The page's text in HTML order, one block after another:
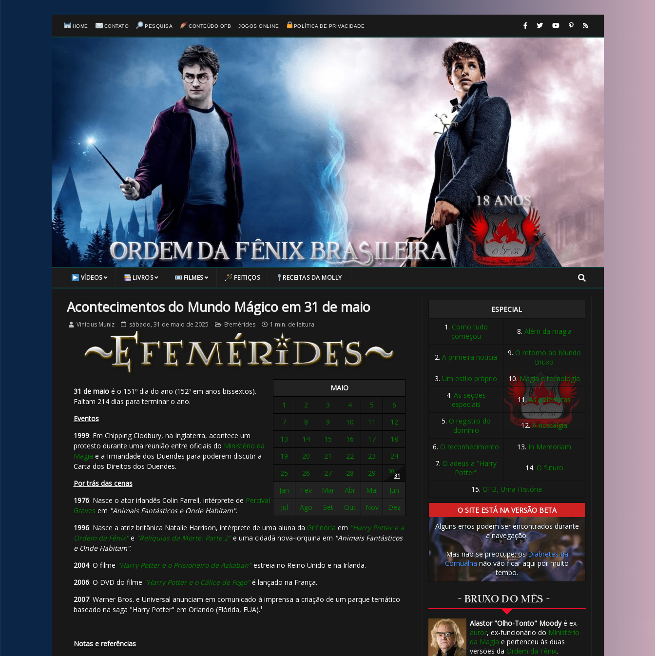
HOME CONTATO PESQUISA CONTEÚDO OFB JOGOS ONLINE POLÍTICA DE PRIVACIDADE
VÍDEOS LIVROS FILMES FEITIÇOS RECEITAS DA MOLLY
Acontecimentos do Mundo Mágico em 31 de maio
Vinícius Muniz sábado, 31 de maio de 2025 Efemérides 1 min. de leitura
MAIO
1
2 3 4 5
6
7
8 9 10 11
12
13
14 15 16 17
18
19
20 21 22 23
24
25
26 27 28 29 30
31
Jan Fev Mar Abr Mai
Jun
Jul
Ago Set Out Nov Dez
31 de maioé o 151º dia do ano (152º em anos bissextos).
Faltam 214 dias para terminar o ano.
Eventos
1999: Em Chipping Clodbury, na Inglaterra, acontece um
protesto durante uma reunião entre oficiais do Ministério da
Magia e a Irmandade dos Duendes para poderem discutir a
Carta dos Direitos dos Duendes.
Por trás das cenas
1976: Nasce o ator irlandês Colin Farrell, intérprete de Percival
Graves em "Animais Fantásticos e Onde Habitam".
1996: Nasce a atriz britânica Natalie Harrison, intérprete de uma aluna da Grifinória em "Harry Potter e a
Ordem da Fênix"e "Relíquias da Morte: Parte 2"e uma cidadã nova-iorquina em "Animais Fantásticos
e Onde Habitam".
2004: O filme "Harry Potter e o Prisioneiro de Azkaban"estreia no Reino Unido e na Irlanda.
2006: O DVD do filme "Harry Potter e o Cálice de Fogo"é lançado na França.
2007: Warner Bros. e Universal anunciam em comunicado à imprensa a criação de um parque temático
baseado na saga "Harry Potter" em Orlando (Flórida, EUA).¹
Notas e referências
ESPECIAL
1. Como tudo
começou
8. Além da magia
2.A primeira notícia 9. O retorno ao Mundo
Bruxo
3. Um estilo próprio 10.Magia e tecnologia
4. As seções
especiais
11.As polêmicas
5. O registro do
domínio
12.A nostalgia
6. O reconhecimento 13. In Memoriam
7. O adeus a "Harry
Potter"
14. O futuro
15. OFB, Uma História
O SITE ESTÁ NA VERSÃO BETA
Alguns erros podem ser encontrados durante
a navegação.
Mas não se preocupe: osDiabretes da
Cornualha não vão ficar aqui por muito
tempo.
~ BRUXO DO MÊS ~
Alastor "Olho-Tonto" Moodyé ex-
auror, ex-funcionário do Ministério
da Magia e pertenceu às duas
versões da Ordem da Fênix.
1️⃣ 8️⃣
1️⃣ 8️⃣
🎂